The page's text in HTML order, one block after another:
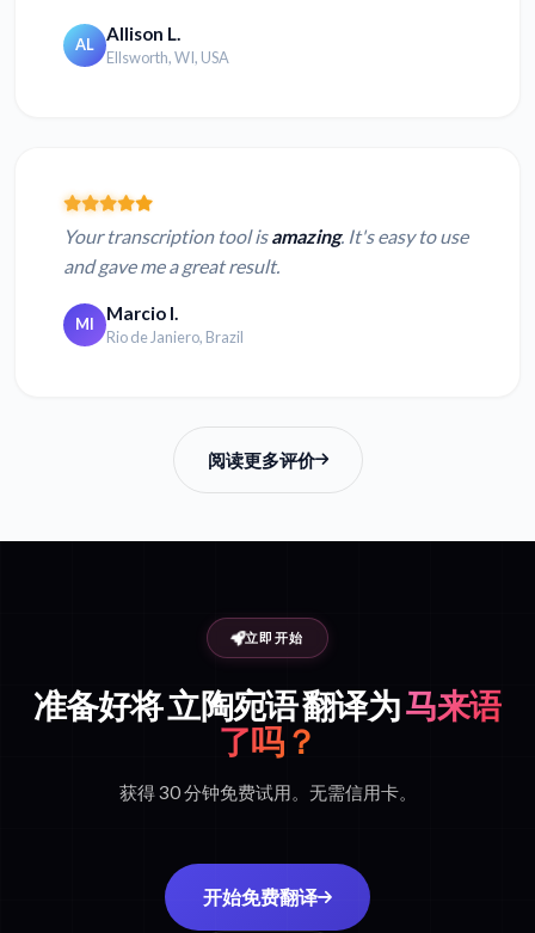
AL Allison L.
Ellsworth, WI, USA
Your transcription tool isamazing. It's easy to use
and gave me a great result.
MI Marcio I.
Rio de Janiero, Brazil
阅读更多评价
立即开始
准备好将 立陶宛语 翻译为马来语
了吗？
获得 30 分钟免费试用。无需信用卡。
开始免费翻译